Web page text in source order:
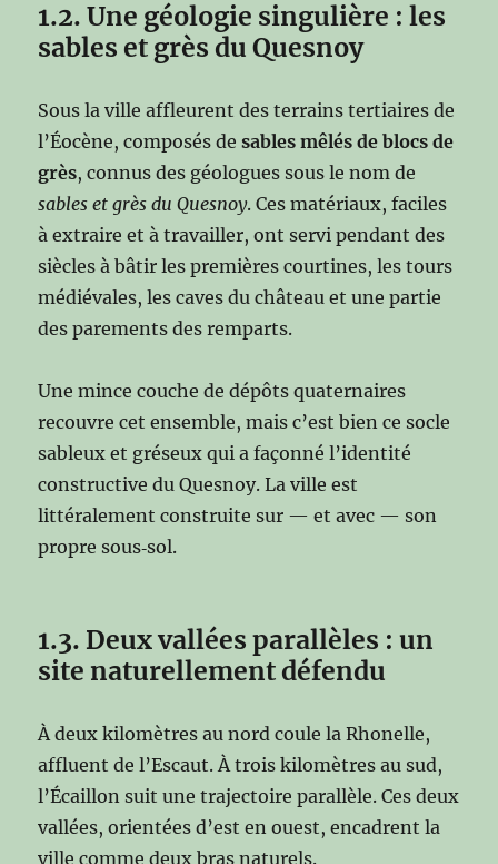
1.2. Une géologie singulière : les
sables et grès du Quesnoy
Sous la ville affleurent des terrains tertiaires de
l’Éocène, composés desables mêlés de blocs de
grès, connus des géologues sous le nom de
sables et grès du Quesnoy. Ces matériaux, faciles
à extraire et à travailler, ont servi pendant des
siècles à bâtir les premières courtines, les tours
médiévales, les caves du château et une partie
des parements des remparts.
Une mince couche de dépôts quaternaires
recouvre cet ensemble, mais c’est bien ce socle
sableux et gréseux qui a façonné l’identité
constructive du Quesnoy. La ville est
littéralement construite sur — et avec — son
propre sous‑sol.
1.3. Deux vallées parallèles : un
site naturellement défendu
À deux kilomètres au nord coule la Rhonelle,
affluent de l’Escaut. À trois kilomètres au sud,
l’Écaillon suit une trajectoire parallèle. Ces deux
vallées, orientées d’est en ouest, encadrent la
ville comme deux bras naturels.